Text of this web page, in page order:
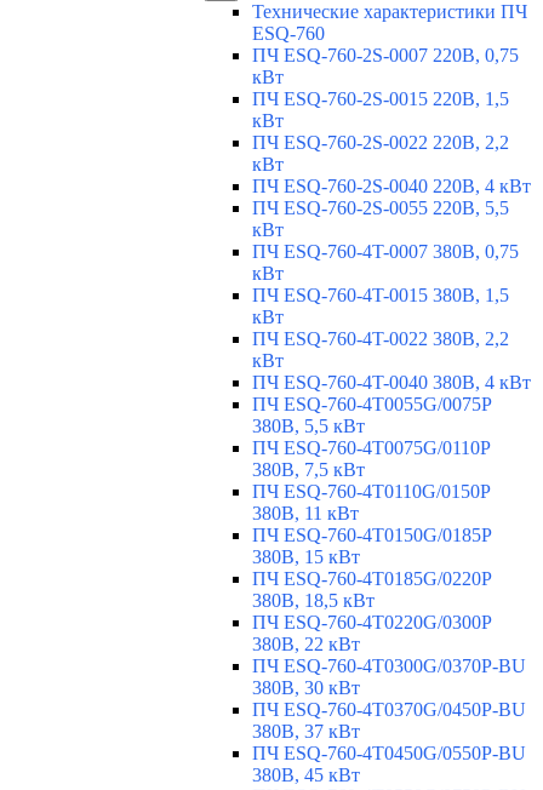
Технические характеристики ПЧ
ESQ-760
ПЧ ESQ-760-2S-0007 220В, 0,75
кВт
ПЧ ESQ-760-2S-0015 220В, 1,5
кВт
ПЧ ESQ-760-2S-0022 220В, 2,2
кВт
ПЧ ESQ-760-2S-0040 220В, 4 кВт
ПЧ ESQ-760-2S-0055 220В, 5,5
кВт
ПЧ ESQ-760-4T-0007 380В, 0,75
кВт
ПЧ ESQ-760-4T-0015 380В, 1,5
кВт
ПЧ ESQ-760-4T-0022 380В, 2,2
кВт
ПЧ ESQ-760-4T-0040 380В, 4 кВт
ПЧ ESQ-760-4T0055G/0075P
380В, 5,5 кВт
ПЧ ESQ-760-4T0075G/0110P
380В, 7,5 кВт
ПЧ ESQ-760-4T0110G/0150P
380В, 11 кВт
ПЧ ESQ-760-4T0150G/0185P
380В, 15 кВт
ПЧ ESQ-760-4T0185G/0220P
380В, 18,5 кВт
ПЧ ESQ-760-4T0220G/0300P
380В, 22 кВт
ПЧ ESQ-760-4T0300G/0370P-BU
380В, 30 кВт
ПЧ ESQ-760-4T0370G/0450P-BU
380В, 37 кВт
ПЧ ESQ-760-4T0450G/0550P-BU
380В, 45 кВт